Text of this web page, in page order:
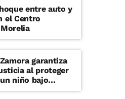
entre auto y
el Centro
garantiza
al proteger
niño bajo
tía